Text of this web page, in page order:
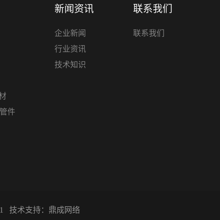
件
新闻资讯
企业新闻
行业资讯
技术知识
联系我们
联系我们
技术支持： 鼎成网络